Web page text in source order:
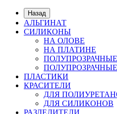
Назад
АЛЬГИНАТ
СИЛИКОНЫ
НА ОЛОВЕ
НА ПЛАТИНЕ
ПЛАСТИКИ
КРАСИТЕЛИ
ДЛЯ
ДЛЯ СИЛИКОНОВ
РАЗДЕЛИТЕЛИ